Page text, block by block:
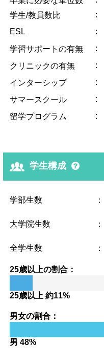
学生/教員数比 :
ESL :
学習サポートの有無 :
クリニックの有無 :
インターシップ :
サマースクール :
留学プログラム :
学生構成
学部生数 ：
大学院生数 ：
全学生数 ：
25歳以上の割合：
25歳以上 約11%
男女の割合：
男 48%